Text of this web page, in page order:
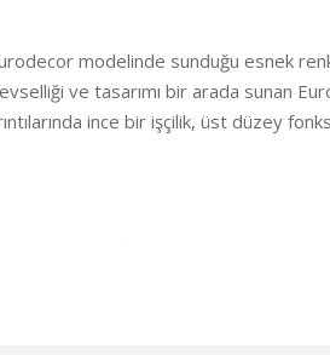
modelinde sunduğu esnek renk
ve tasarımı bir arada sunan
ince bir işçilik, üst düzey